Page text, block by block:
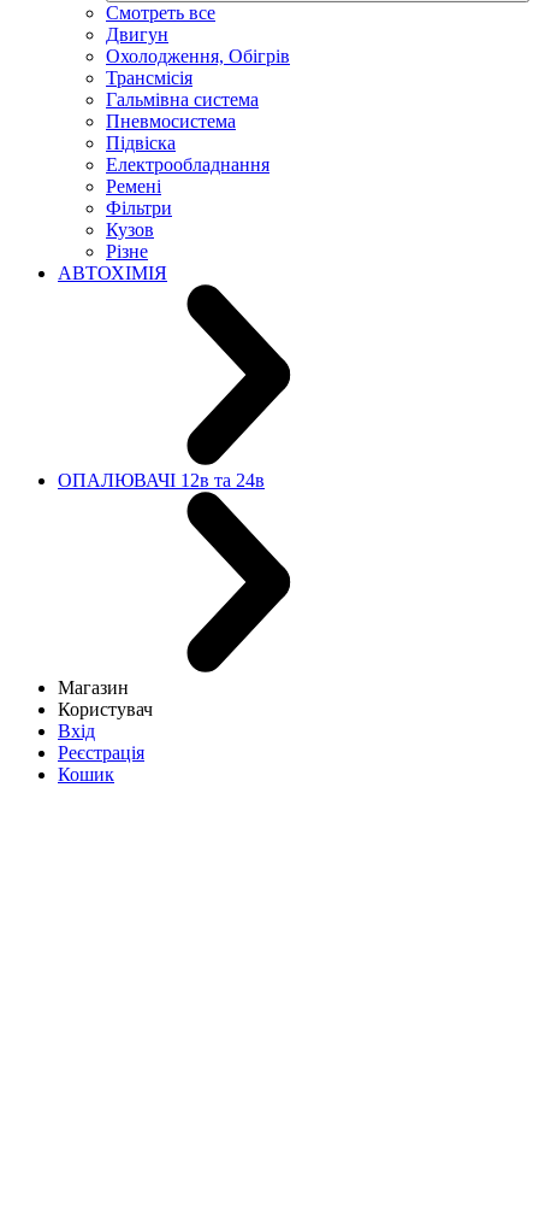
Смотреть все
Двигун
Охолодження, Обігрів
Трансмісія
Гальмівна система
Пневмосистема
Підвіска
Електрообладнання
Ремені
Фільтри
Кузов
Різне
АВТОХІМІЯ
ОПАЛЮВАЧІ 12в та 24в
Магазин
Користувач
Вхід
Реєстрація
Кошик